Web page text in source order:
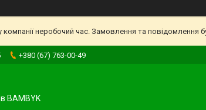
компанії неробочий час. Замовлення та повідомлення
+380 (67) 763-00-49
BAMBYK